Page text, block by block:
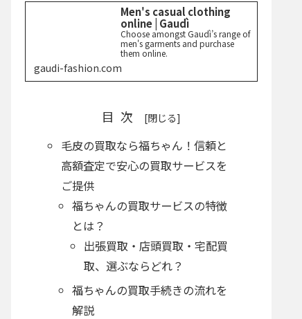
Men's casual clothing
online | Gaudì
Choose amongst Gaudì’s range of
men's garments and purchase
them online.
gaudi-fashion.com
目次
毛皮の買取なら福ちゃん！信頼と
高額査定で安心の買取サービスを
ご提供
福ちゃんの買取サービスの特徴
とは？
出張買取・店頭買取・宅配買
取、選ぶならどれ？
福ちゃんの買取手続きの流れを
解説